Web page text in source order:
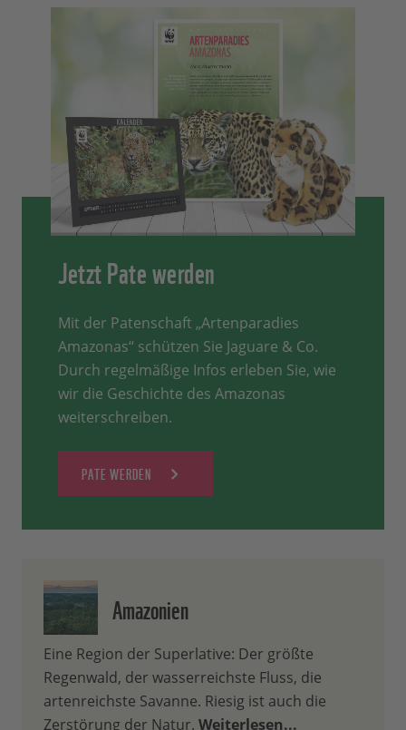
Jetzt Pate werden
Mit der Patenschaft „Artenparadies
Amazonas“ schützen Sie Jaguare & Co.
Durch regelmäßige Infos erleben Sie, wie
wir die Geschichte des Amazonas
weiterschreiben.
PATE WERDEN
Amazonien
Eine Region der Superlative: Der größte
Regenwald, der wasserreichste Fluss, die
artenreichste Savanne. Riesig ist auch die
Zerstörung der Natur. Weiterlesen...